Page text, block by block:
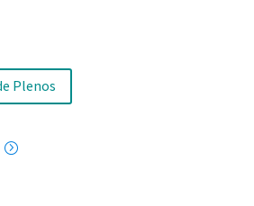
Plenos